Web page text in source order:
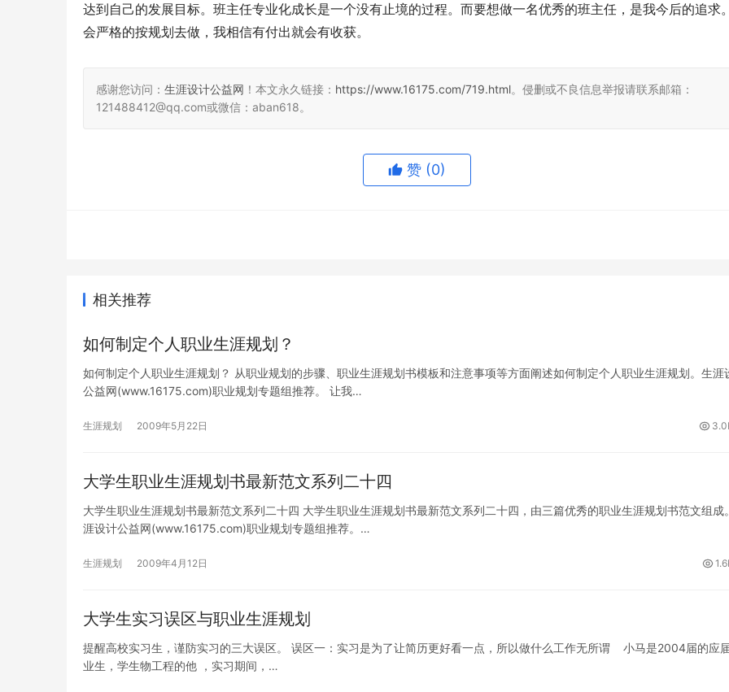
达到自己的发展目标。班主任专业化成长是一个没有止境的过程。而要想做一名优秀的班主任，是我今后的追求
会严格的按规划去做，我相信有付出就会有收获。
感谢您访问： 生涯设计公益网 ！本文永久链接： https://www.16175.com/719.html。侵删或不良信息举报请联系邮箱：
121488412@qq.com或微信：aban618。
赞 (0)
相关推荐
如何制定个人职业生涯规划？
如何制定个人职业生涯规划？ 从职业规划的步骤、职业生涯规划书模板和注意事项等方面阐述如何制定个人职业生涯规划。生涯
公益网(www.16175.com)职业规划专题组推荐。 让我…
生涯规划 2009年5月22日
大学生职业生涯规划书最新范文系列二十四
大学生职业生涯规划书最新范文系列二十四 大学生职业生涯规划书最新范文系列二十四，由三篇优秀的职业生涯规划书范文组成
涯设计公益网(www.16175.com)职业规划专题组推荐。…
生涯规划 2009年4月12日
大学生实习误区与职业生涯规划
提醒高校实习生，谨防实习的三大误区。 误区一：实习是为了让简历更好看一点，所以做什么工作无所谓 小马是2004届的应
业生，学生物工程的他 ，实习期间，…